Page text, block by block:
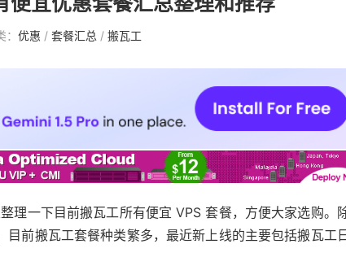
优惠 / 套餐汇总 / 搬瓦工
理一下目前搬瓦工所有便宜 VPS 套餐，方便大家选购。
前搬瓦工套餐种类繁多，最近新上线的主要包括搬瓦工